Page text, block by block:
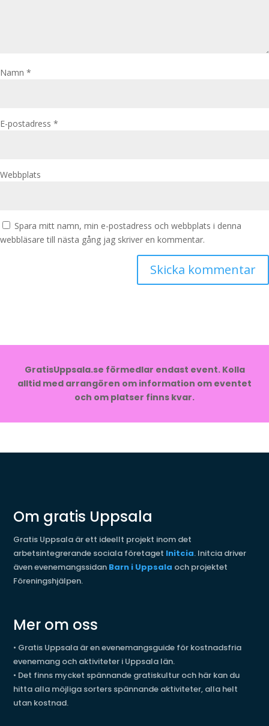
Namn *
E-postadress *
Webbplats
Spara mitt namn, min e-postadress och webbplats i denna
webbläsare till nästa gång jag skriver en kommentar.
GratisUppsala.se förmedlar endast event. Kolla
alltid med arrangören om information om eventet
och om platser finns kvar.
Om gratis Uppsala
Gratis Uppsala är ett ideellt projekt inom det
arbetsintegrerande sociala företaget Initcia. Initcia driver
även evenemangssidan Barn i Uppsala och projektet
Föreningshjälpen.
Mer om oss
• Gratis Uppsala är en evenemangsguide för kostnadsfria
evenemang och aktiviteter i Uppsala län.
• Det finns mycket spännande gratiskultur och här kan du
hitta alla möjliga sorters spännande aktiviteter, alla helt
utan kostnad.